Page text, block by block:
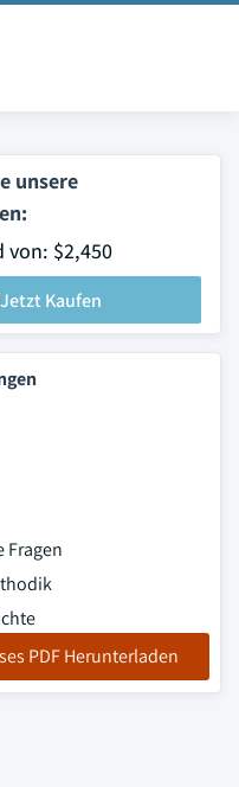
unsere
von: $2,450
Jetzt Kaufen
Fragen
PDF Herunterladen